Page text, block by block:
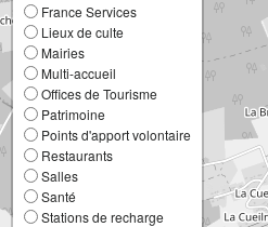
France Services
Lieux de culte
Mairies
Multi-accueil
Offices de Tourisme
Patrimoine
Points d'apport volontaire
Restaurants
Salles
Santé
Stations de recharge